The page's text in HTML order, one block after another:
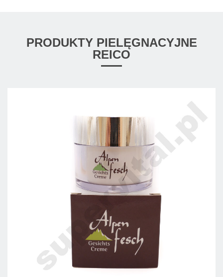
PRODUKTY PIELĘGNACYJNE
REICO